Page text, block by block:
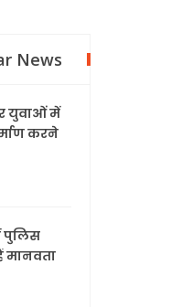
News
युवाओं में
करने
पुलिस
मानवता